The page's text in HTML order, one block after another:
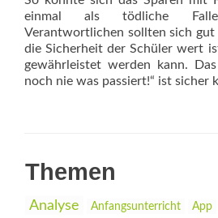
einmal als tödliche
Verantwortlichen sollten sich gut
die Sicherheit der Schüler wert
gewährleistet werden kann.
noch nie was passiert!“ ist sicher
Themen
Analyse Anfangsunterricht App